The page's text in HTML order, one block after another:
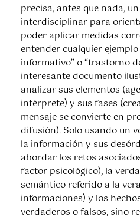
precisa, antes que nada,
interdisciplinar para
poder aplicar medidas
entender cualquier
informativo” o “trastorno
interesante documento
analizar sus elementos
intérprete) y sus fases
mensaje se convierte en
difusión). Solo usando un
la información y sus
abordar los retos
factor psicológico), la
semántico referido a la
informaciones) y los
verdaderos o falsos, sino